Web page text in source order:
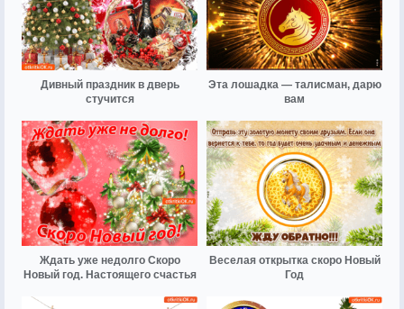
Дивный праздник в дверь
стучится
Эта лошадка — талисман, дарю
вам
Ждать уже недолго Скоро
Новый год. Настоящего счастья
Веселая открытка скоро Новый
Год